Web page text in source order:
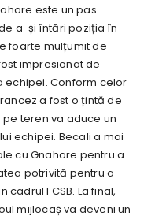
este un pas
a-și întări poziția în
foarte mulțumit de
impresionat de
echipei. Conform celor
a fost o țintă de
teren va aduce un
echipei. Becali a mai
cu Gnahore pentru a
potrivită pentru a
FCSB. La final,
mijlocaș va deveni un